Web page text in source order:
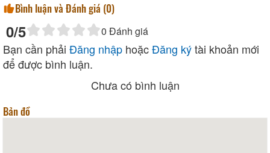
Bình luận và Đánh giá (0)
0/5 0 Đánh giá
Bạn cần phải Đăng nhập hoặcĐăng kýtài khoản mới
để được bình luận.
Chưa có bình luận
Bản đồ